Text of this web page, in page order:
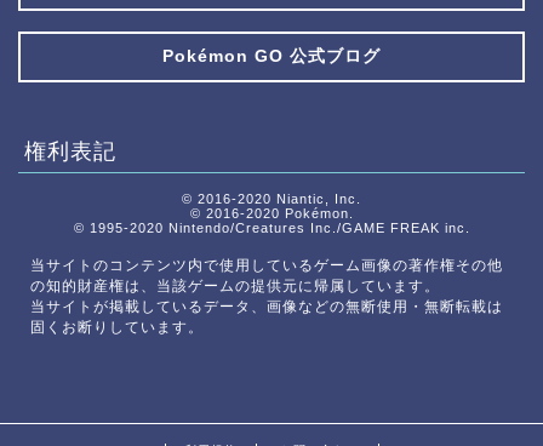
Pokémon GO 公式ブログ
権利表記
© 2016-2020 Niantic, Inc.
© 2016-2020 Pokémon.
© 1995-2020 Nintendo/Creatures Inc./GAME FREAK inc.
当サイトのコンテンツ内で使用しているゲーム画像の著作権その他
の知的財産権は、当該ゲームの提供元に帰属しています。
当サイトが掲載しているデータ、画像などの無断使用・無断転載は
固くお断りしています。